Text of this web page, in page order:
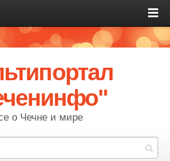
о Чечне и мире